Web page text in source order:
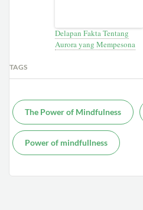
Delapan Fakta Tentang
Aurora yang Mempesona
TAGS
The Power of Mindfulness
Power of mindfullness